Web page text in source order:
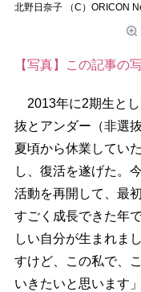
北野日奈子 （C）ORICON
【写真】この記事の
2013年に2期生とし
抜とアンダー（非選
夏頃から休業してい
し、復活を遂げた。
活動を再開して、最
すごく成長できた年
しい自分が生まれま
すけど、この私で、
いきたいと思います